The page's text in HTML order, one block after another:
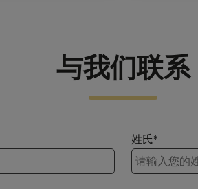
与我们联系
姓氏*